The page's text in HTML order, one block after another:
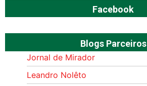
Facebook
Blogs Parceiros
Jornal de Mirador
Leandro Nolêto